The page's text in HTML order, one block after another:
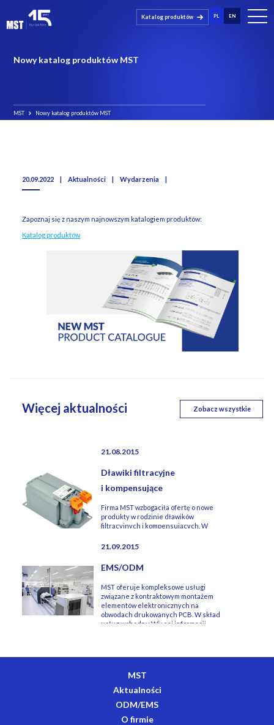
Katalog produktów PL EN
Nowy katalog produktów MST
MST Nowy katalog produktów MST
20.09.2022 Aktualności Wydarzenia
Zapoznaj się z naszym najnowszym katalogiem produktów:
Katalog produktów
Więcej aktualności Zobacz wszystkie
21.08.2015
Dławiki filtracyjne
i kompensujące
Firma MST wzbogaciła ofertę o nowe
produkty w rodzinie dławików
filtracyjnych i kompensujących. W
konstrukcyjną powstały 1 fazowe
21.09.2015
EMS/ODM
MST oferuje kompleksowe usługi
związane z kontraktowym montażem
elementów elektronicznych na
obwodach drukowanych PCB. W skład
usług wchodzą: Więcej informacji
MST
Aktualności
ODM/EMS
O firmie